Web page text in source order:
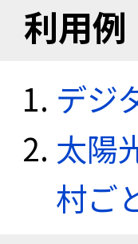
利用例
デジ
太陽
村ご